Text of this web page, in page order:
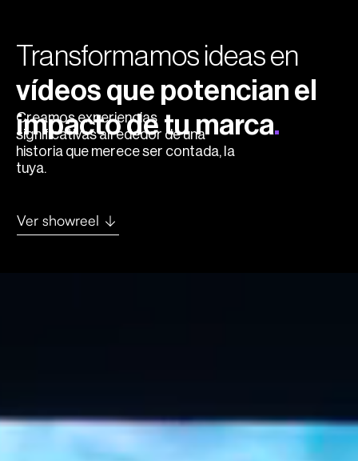
Transformamos ideas en
vídeos que potencian el
impacto de tu marca.
Ver showreel
Creamos experiencias
significativas alrededor de una
historia que merece ser contada, la
tuya.